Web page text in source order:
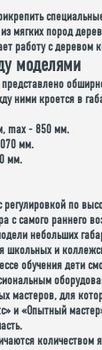
мягких пород
работу с
моделями
ними кроется в
max - 850 мм.
мм.
мм.
регулировкой по
с самого раннего
небольших
школьных и
обучения дети
мастеров, для
и «Опытный